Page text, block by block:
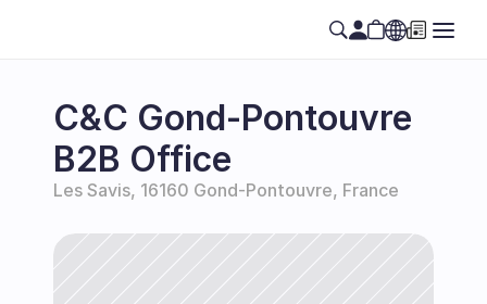
SE
C&C Gond-Pontouvre
B2B Office
Les Savis, 16160 Gond-Pontouvre, France